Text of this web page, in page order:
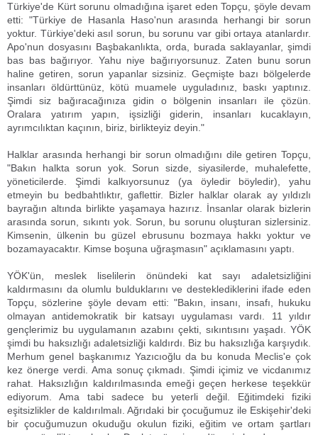
Türkiye'de Kürt sorunu olmadığına işaret eden Topçu, şöyle devam
etti: "Türkiye de Hasanla Haso'nun arasında herhangi bir sorun
yoktur. Türkiye'deki asıl sorun, bu sorunu var gibi ortaya atanlardır.
Apo'nun dosyasını Başbakanlıkta, orda, burada saklayanlar, şimdi
bas bas bağırıyor. Yahu niye bağırıyorsunuz. Zaten bunu sorun
haline getiren, sorun yapanlar sizsiniz. Geçmişte bazı bölgelerde
insanları öldürttünüz, kötü muamele uyguladınız, baskı yaptınız.
Şimdi siz bağıracağınıza gidin o bölgenin insanları ile çözün.
Oralara yatırım yapın, işsizliği giderin, insanları kucaklayın,
ayrımcılıktan kaçının, biriz, birlikteyiz deyin."
Halklar arasında herhangi bir sorun olmadığını dile getiren Topçu,
"Bakın halkta sorun yok. Sorun sizde, siyasilerde, muhalefette,
yöneticilerde. Şimdi kalkıyorsunuz (ya öyledir böyledir), yahu
etmeyin bu bedbahtlıktır, gaflettir. Bizler halklar olarak ay yıldızlı
bayrağın altında birlikte yaşamaya hazırız. İnsanlar olarak bizlerin
arasında sorun, sıkıntı yok. Sorun, bu sorunu oluşturan sizlersiniz.
Kimsenin, ülkenin bu güzel ebrusunu bozmaya hakkı yoktur ve
bozamayacaktır. Kimse boşuna uğraşmasın" açıklamasını yaptı.
YÖK'ün, meslek liselilerin önündeki kat sayı adaletsizliğini
kaldırmasını da olumlu bulduklarını ve desteklediklerini ifade eden
Topçu, sözlerine şöyle devam etti: "Bakın, insanı, insafı, hukuku
olmayan antidemokratik bir katsayı uygulaması vardı. 11 yıldır
gençlerimiz bu uygulamanın azabını çekti, sıkıntısını yaşadı. YÖK
şimdi bu haksızlığı adaletsizliği kaldırdı. Biz bu haksızlığa karşıydık.
Merhum genel başkanımız Yazıcıoğlu da bu konuda Meclis'e çok
kez önerge verdi. Ama sonuç çıkmadı. Şimdi içimiz ve vicdanımız
rahat. Haksızlığın kaldırılmasında emeği geçen herkese teşekkür
ediyorum. Ama tabi sadece bu yeterli değil. Eğitimdeki fiziki
eşitsizlikler de kaldırılmalı. Ağrıdaki bir çocuğumuz ile Eskişehir'deki
bir çocuğumuzun okuduğu okulun fiziki, eğitim ve ortam şartları